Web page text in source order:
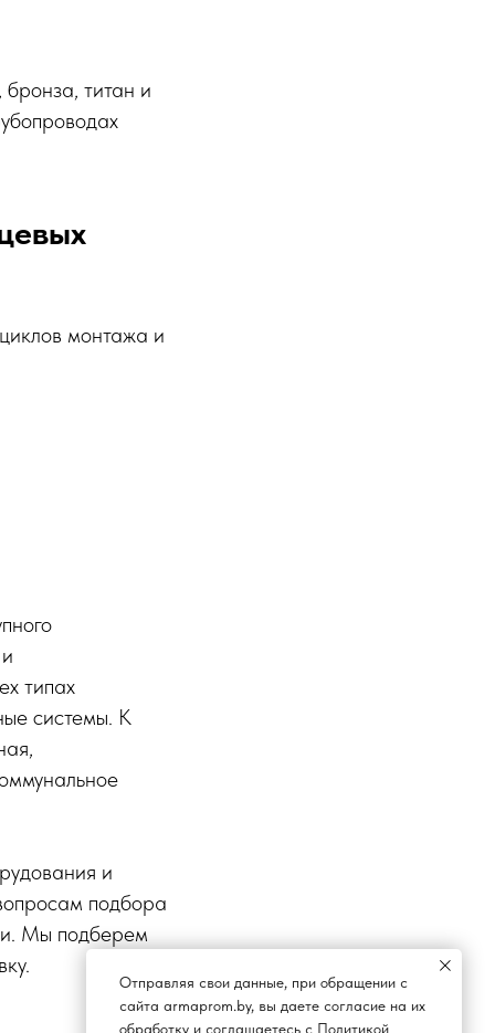
титан и
монтажа и
типах
системы. К
и
подбора
Мы подберем
Отправляя свои данные, при обращении с
сайта armaprom.by, вы даете согласие на их
обработку и соглашаетесь с Политикой